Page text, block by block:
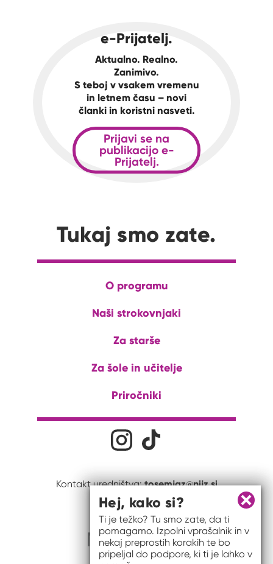
e-Prijatelj.
Aktualno. Realno.
Zanimivo.
S teboj v vsakem vremenu
in letnem času – novi
članki in koristni nasveti.
Prijavi se na
publikacijo e-
Prijatelj.
Tukaj smo zate.
O programu
Naši strokovnjaki
Za starše
Za šole in učitelje
Priročniki
Družabna omrežja
Kontakt uredništva:tosemjaz@nijz.si
Zapri
Hej, kako si?
Ti je težko? Tu smo zate, da ti
pomagamo. Izpolni vprašalnik in v
nekaj preprostih korakih te bo
pripeljal do podpore, ki ti je lahko v